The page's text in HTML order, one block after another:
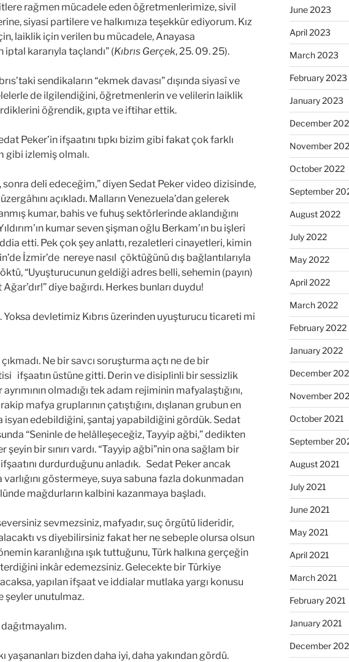
rağmen mücadele eden öğretmenlerimize, sivil
siyasi partilere ve halkımıza teşekkür ediyorum. Kız
laiklik için verilen bu mücadele, Anayasa
iptal kararıyla taçlandı” (Kıbrıs Gerçek, 25. 09. 25).
sendikaların “ekmek davası” dışında siyasî ve
de ilgilendiğini, öğretmenlerin ve velilerin laiklik
öğrendik, gıpta ve iftihar ettik.
Peker’in ifşaatını tıpkı bizim gibi fakat çok farklı
gibi izlemiş olmalı.
sonra deli edeceğim,” diyen Sedat Peker video dizisinde,
açıkladı. Malların Venezuela’dan gelerek
kumar, bahis ve fuhuş sektörlerinde aklandığını
kumar seven şişman oğlu Berkam’ın bu işleri
etti. Pek çok şey anlattı, rezaletleri cinayetleri, kimin
İzmir’de nereye nasıl çöktüğünü dış bağlantılarıyla
“Uyuşturucunun geldiği adres belli, sehemin (payın)
diye bağırdı. Herkes bunları duydu!
devletimiz Kıbrıs üzerinden uyuşturucu ticareti mi
çıkmadı. Ne bir savcı soruşturma açtı ne de bir
ifşaatın üstüne gitti. Derin ve disiplinli bir sessizlik
olmadığı tek adam rejiminin mafyalaştığını,
mafya gruplarının çatıştığını, dışlanan grubun en
isyan edebildiğini, şantaj yapabildiğini gördük. Sedat
“Seninle de helâlleşeceğiz, Tayyip ağbi,” dedikten
şeyin bir sınırı vardı. “Tayyip ağbi”nin ona sağlam bir
durdurduğunu anladık. Sedat Peker ancak
varlığını göstermeye, suya sabuna fazla dokunmadan
mağdurların kalbini kazanmaya başladı.
sevmezsiniz, mafyadır, suç örgütü lideridir,
alacaktı vs diyebilirsiniz fakat her ne sebeple olursa olsun
karanlığına ışık tuttuğunu, Türk halkına gerçeğin
inkâr edemezsiniz. Gelecekte bir Türkiye
yapılan ifşaat ve iddialar mutlaka yargı konusu
şeyler unutulmaz.
yaşananları bizden daha iyi, daha yakından gördü.
June 2023
April 2023
March 2023
February 2023
January 2023
December
November
October 2022
September
August 2022
July 2022
May 2022
April 2022
March 2022
February 2022
January 2022
December
November
October 2021
September
August 2021
July 2021
June 2021
May 2021
April 2021
March 2021
February 2021
January 2021
December